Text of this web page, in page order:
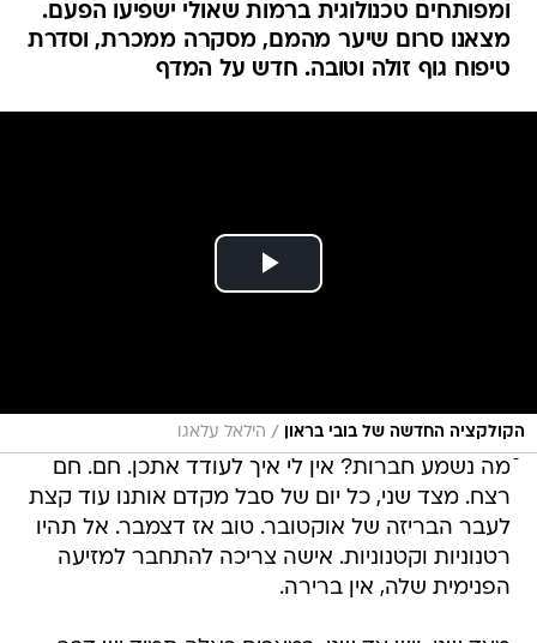
ומפותחים טכנולוגית ברמות שאולי ישפיעו הפעם.
מצאנו סרום שיער מהמם, מסקרה ממכרת, וסדרת
טיפוח גוף זולה וטובה. חדש על המדף
הקולקציה החדשה של בובי בראון / הילאל עלאגו
ֿמה נשמע חברות? אין לי איך לעודד אתכן. חם. חם
רצח. מצד שני, כל יום של סבל מקדם אותנו עוד קצת
לעבר הבריזה של אוקטובר. טוב אז דצמבר. אל תהיו
רטנוניות וקטנוניות. אישה צריכה להתחבר למזיעה
הפנימית שלה, אין ברירה.